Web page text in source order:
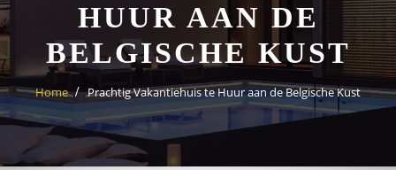
HUUR AAN DE
BELGISCHE KUST
Home Prachtig Vakantiehuis te Huur aan de Belgische Kust